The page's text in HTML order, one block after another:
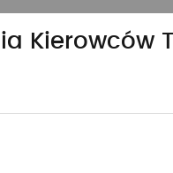
Kierowców